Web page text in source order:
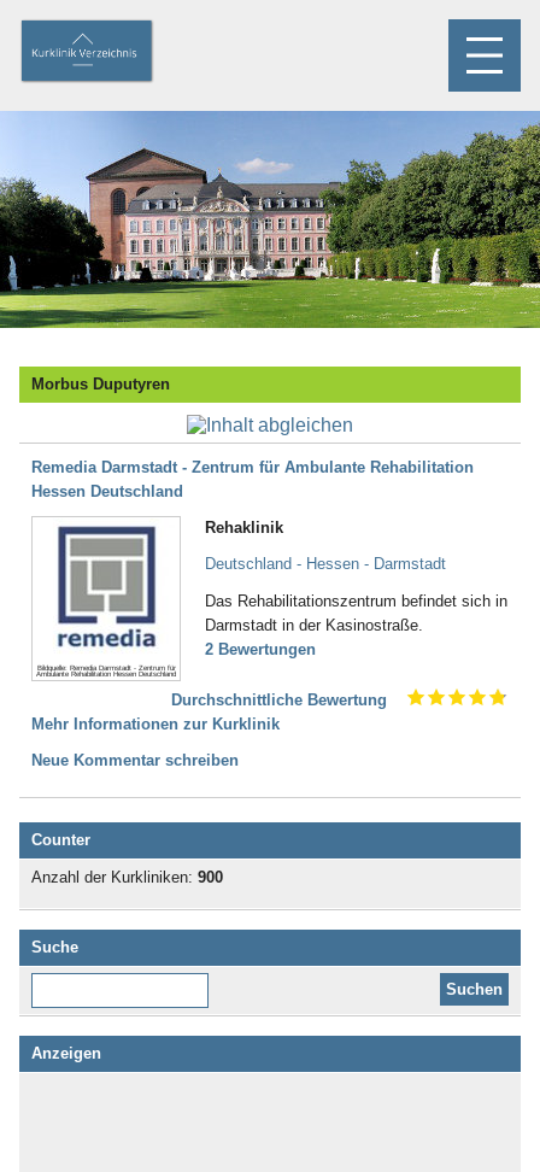
Morbus Duputyren
Remedia Darmstadt - Zentrum für Ambulante Rehabilitation
Hessen Deutschland
Bildquelle: Remedia Darmstadt - Zentrum für
Ambulante Rehabilitation Hessen Deutschland
Rehaklinik
Deutschland - Hessen - Darmstadt
Das Rehabilitationszentrum befindet sich in
Darmstadt in der Kasinostraße.
2 Bewertungen
Durchschnittliche Bewertung
Mehr Informationen zur Kurklinik
Neue Kommentar schreiben
Counter
Anzahl der Kurkliniken: 900
Suche
Anzeigen